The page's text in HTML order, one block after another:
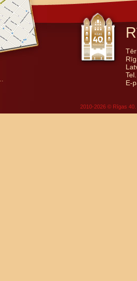
E-
2010-2026 © Rīgas